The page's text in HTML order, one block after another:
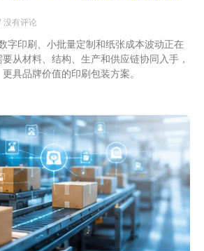
没有评论
字印刷、小批量定制和纸张成本波动正在
从材料、结构、生产和供应链协同入手，
具品牌价值的印刷包装方案。